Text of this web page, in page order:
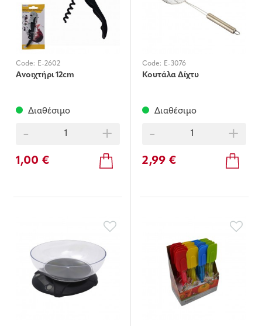
Code: E-2602
Ανοιχτήρι 12cm
Διαθέσιμο
- +
1,00 €
Code: E-3076
Κουτάλα Δίχτυ
Διαθέσιμο
- +
2,99 €